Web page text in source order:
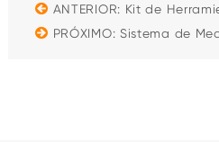
ANTERIOR: Kit de Herramientas de Reparación de
PRÓXIMO: Sistema de Medición de Carrera de Inyector